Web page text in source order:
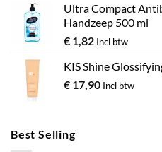
Ultra Compact
Handzeep 500 ml
€ 1,82 Incl btw
KIS Shine
€ 17,90 Incl btw
Best Selling